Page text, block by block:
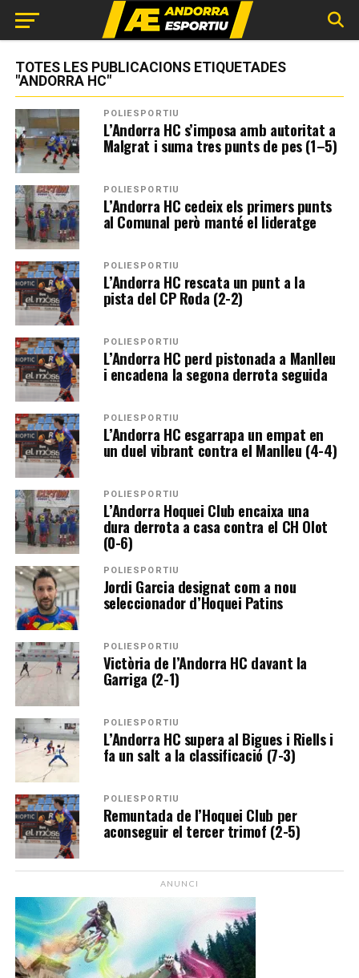
TOTES LES PUBLICACIONS ETIQUETADES
"ANDORRA HC"
POLIESPORTIU
L’Andorra HC s’imposa amb autoritat a
Malgrat i suma tres punts de pes (1–5)
POLIESPORTIU
L’Andorra HC cedeix els primers punts
al Comunal però manté el lideratge
POLIESPORTIU
L’Andorra HC rescata un punt a la
pista del CP Roda (2-2)
POLIESPORTIU
L’Andorra HC perd pistonada a Manlleu
i encadena la segona derrota seguida
POLIESPORTIU
L’Andorra HC esgarrapa un empat en
un duel vibrant contra el Manlleu (4-4)
POLIESPORTIU
L’Andorra Hoquei Club encaixa una
dura derrota a casa contra el CH Olot
(0-6)
POLIESPORTIU
Jordi Garcia designat com a nou
seleccionador d’Hoquei Patins
POLIESPORTIU
Victòria de l’Andorra HC davant la
Garriga (2-1)
POLIESPORTIU
L’Andorra HC supera al Bigues i Riells i
fa un salt a la classificació (7-3)
POLIESPORTIU
Remuntada de l’Hoquei Club per
aconseguir el tercer trimof (2-5)
ANUNCI